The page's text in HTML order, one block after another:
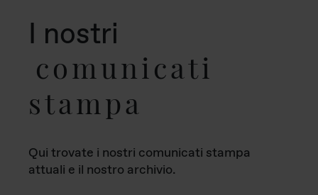
I nostri
comunicati
stampa
Qui trovate i nostri comunicati stampa
attuali e il nostro archivio.